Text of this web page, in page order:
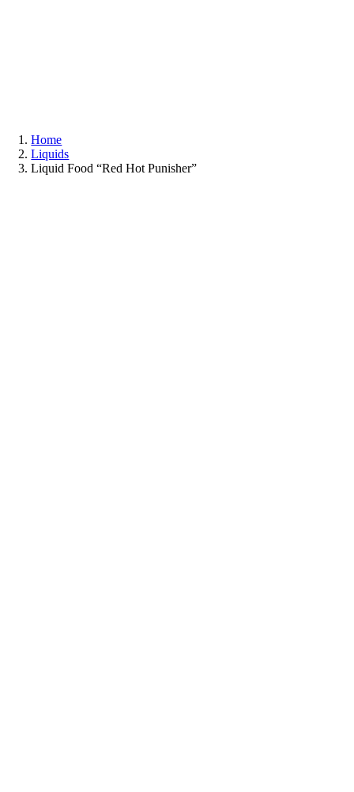
Home
Liquids
Liquid Food “Red Hot Punisher”